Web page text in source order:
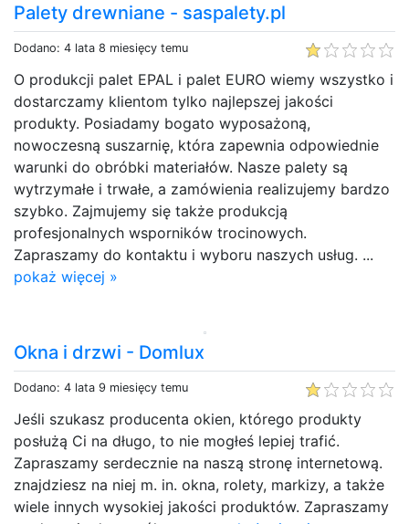
Palety drewniane - saspalety.pl
Dodano: 4 lata 8 miesięcy temu
O produkcji palet EPAL i palet EURO wiemy wszystko i
dostarczamy klientom tylko najlepszej jakości
produkty. Posiadamy bogato wyposażoną,
nowoczesną suszarnię, która zapewnia odpowiednie
warunki do obróbki materiałów. Nasze palety są
wytrzymałe i trwałe, a zamówienia realizujemy bardzo
szybko. Zajmujemy się także produkcją
profesjonalnych wsporników trocinowych.
Zapraszamy do kontaktu i wyboru naszych usług. ...
pokaż więcej »
Okna i drzwi - Domlux
Dodano: 4 lata 9 miesięcy temu
Jeśli szukasz producenta okien, którego produkty
posłużą Ci na długo, to nie mogłeś lepiej trafić.
Zapraszamy serdecznie na naszą stronę internetową.
znajdziesz na niej m. in. okna, rolety, markizy, a także
wiele innych wysokiej jakości produktów. Zapraszamy